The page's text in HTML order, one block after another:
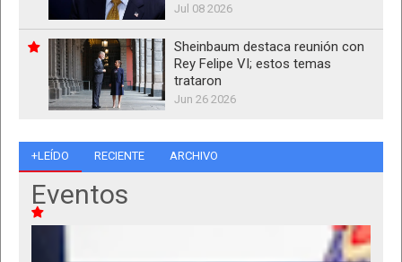
Jul 08 2026
Sheinbaum destaca reunión con
Rey Felipe VI; estos temas
trataron
Jun 26 2026
+LEÍDO RECIENTE ARCHIVO
Eventos